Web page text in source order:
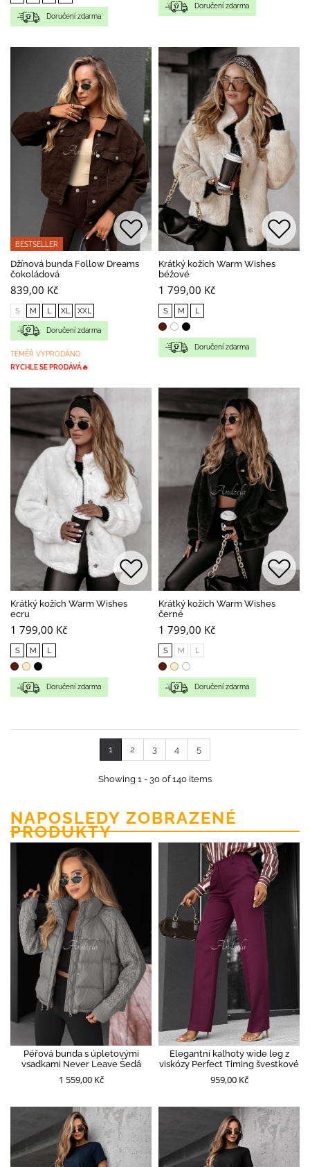
Doručení zdarma
Doručení zdarma
BESTSELLER
Džínová bunda Follow Dreams
čokoládová
839,00 Kč
S M L XL XXL
Doručení zdarma
TÉMĚŘ VYPRODÁNO
RYCHLE SE PRODÁVÁ🔥
Krátký kožích Warm Wishes
béžové
1 799,00 Kč
S M L
Doručení zdarma
Krátký kožích Warm Wishes
ecru
1 799,00 Kč
S M L
Doručení zdarma
Krátký kožích Warm Wishes
černé
1 799,00 Kč
S M L
Doručení zdarma
1 2 3 4 5
Showing 1 - 30 of 140 items
NAPOSLEDY ZOBRAZENÉ
PRODUKTY
Péřová bunda s úpletovými
vsadkami Never Leave Šedá
1 559,00 Kč
Elegantní kalhoty wide leg z
viskózy Perfect Timing švestkové
959,00 Kč